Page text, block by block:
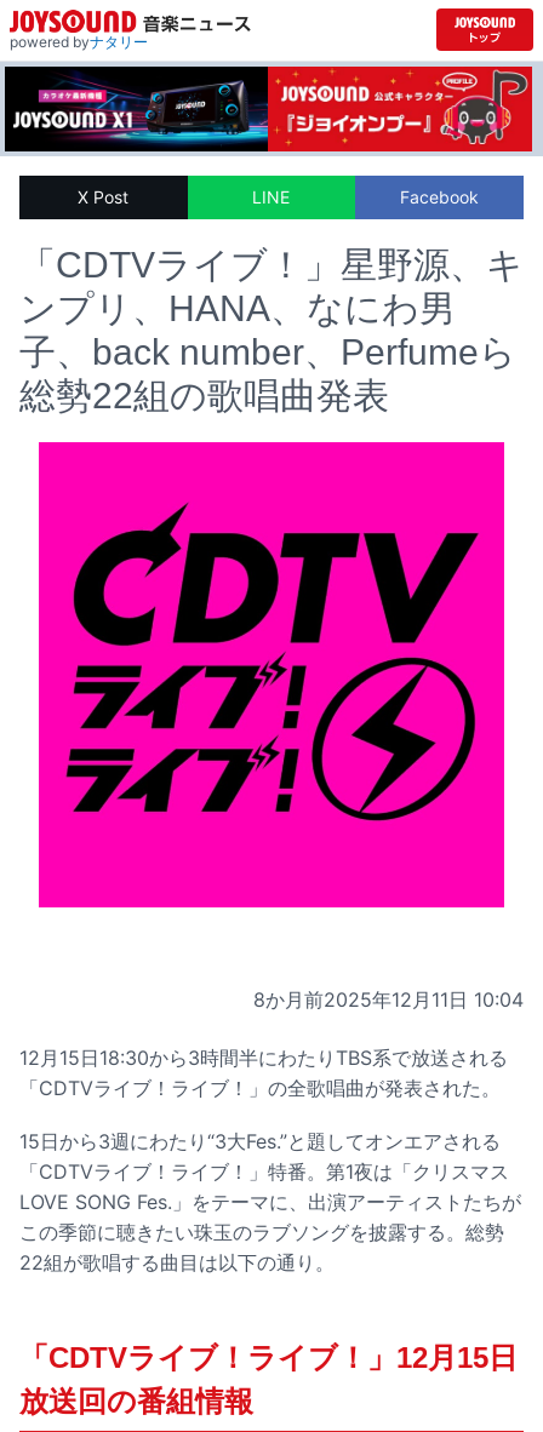
powered byナタリー
X Post LINE Facebook
「CDTVライブ！」星野源、キ
ンプリ、HANA、なにわ男
子、back number、Perfumeら
総勢22組の歌唱曲発表
8か月前2025年12月11日 10:04
12月15日18:30から3時間半にわたりTBS系で放送される
「CDTVライブ！ライブ！」の全歌唱曲が発表された。
15日から3週にわたり“3大Fes.”と題してオンエアされる
「CDTVライブ！ライブ！」特番。第1夜は「クリスマス
LOVE SONG Fes.」をテーマに、出演アーティストたちが
この季節に聴きたい珠玉のラブソングを披露する。総勢
22組が歌唱する曲目は以下の通り。
「CDTVライブ！ライブ！」12月15日
放送回の番組情報